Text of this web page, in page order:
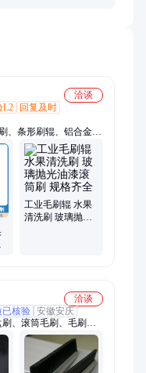
洽谈
L2
回复及时
、条形刷辊、铝合金条
、工业毛刷辊、果蔬清
簧刷、缠绕条刷、清洗
工业毛刷辊 水果
清洗刷 玻璃抛光
洽谈
已核验 安徽安庆
、滚筒毛刷、毛刷定
螺旋缠绕刷辊、高铁动